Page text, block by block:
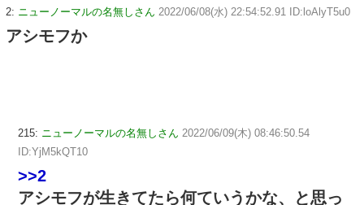
2: ニューノーマルの名無しさん 2022/06/08(水) 22:54:52.91 ID:loAlyT5u0
アシモフか
215: ニューノーマルの名無しさん 2022/06/09(木) 08:46:50.54
ID:YjM5kQT10
>>2
アシモフが生きてたら何ていうかな、と思っ